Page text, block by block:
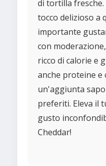
di tortilla
tocco delizioso a
importante
con
ricco di calorie e
anche proteine e
un'aggiunta
preferiti. Eleva il
gusto
Cheddar!